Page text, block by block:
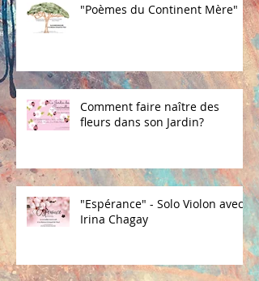
"Poèmes du Continent Mère"
Comment faire naître des
fleurs dans son Jardin?
"Espérance" - Solo Violon avec
Irina Chagay